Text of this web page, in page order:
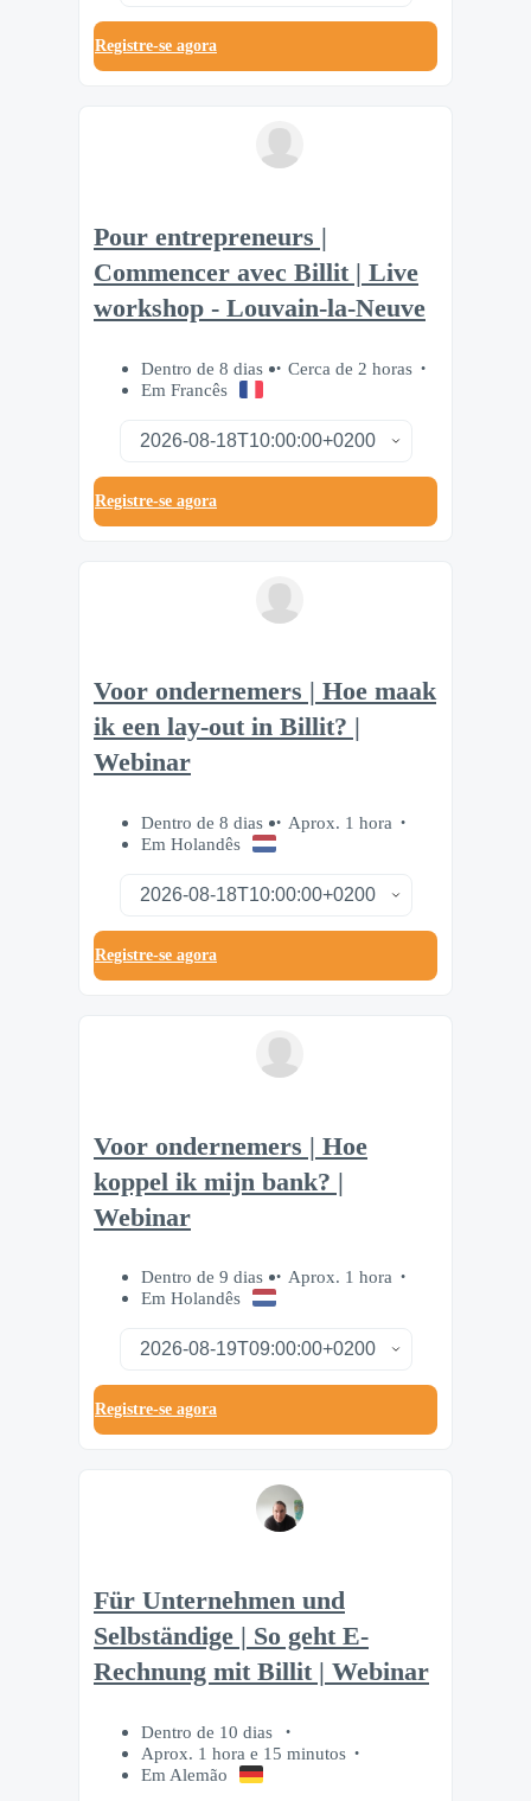
Registre-se agora
Pour entrepreneurs |
Commencer avec Billit | Live
workshop - Louvain-la-Neuve
Dentro de 8 dias
Cerca de 2 horas
Em Francês
Registre-se agora
Voor ondernemers | Hoe maak
ik een lay-out in Billit? |
Webinar
Dentro de 8 dias
Aprox. 1 hora
Em Holandês
Registre-se agora
Voor ondernemers | Hoe
koppel ik mijn bank? |
Webinar
Dentro de 9 dias
Aprox. 1 hora
Em Holandês
Registre-se agora
Für Unternehmen und
Selbständige | So geht E-
Rechnung mit Billit | Webinar
Dentro de 10 dias
Aprox. 1 hora e 15 minutos
Em Alemão